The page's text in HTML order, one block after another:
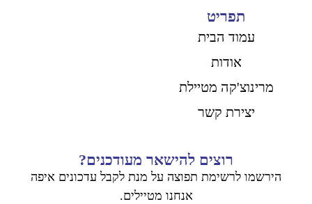
תפריט
עמוד הבית
אודות
מרינוצ'קה מטיילת
יצירת קשר
רוצים להישאר מעודכנים?
הירשמו לרשימת תפוצה על מנת לקבל עדכונים איפה
אנחנו מטיילים.